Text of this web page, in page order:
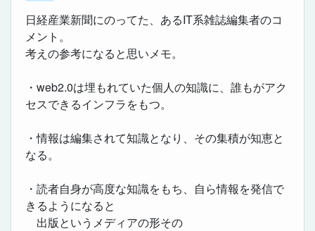
日経産業新聞にのってた、あるIT系雑誌編集者のコ
メント。
考えの参考になると思いメモ。
・web2.0は埋もれていた個人の知識に、誰もがアク
セスできるインフラをもつ。
・情報は編集されて知識となり、その集積が知恵と
なる。
・読者自身が高度な知識をもち、自ら情報を発信で
きるようになると
出版というメディアの形その